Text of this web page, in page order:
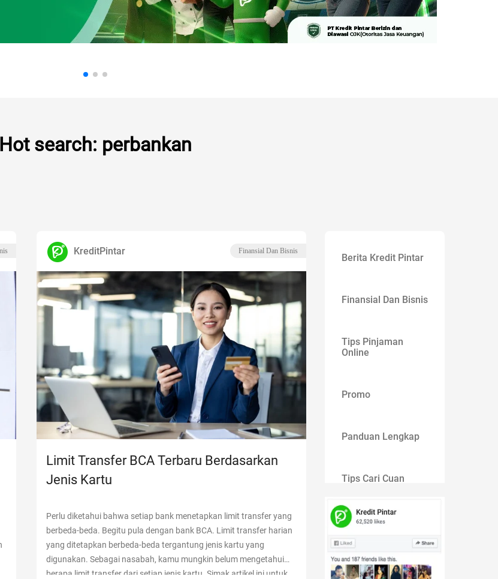
Hot search: perbankan
KreditPintar Finansial Dan Bisnis
Limit Transfer BCA Terbaru Berdasarkan
Jenis Kartu
Perlu diketahui bahwa setiap bank menetapkan limit transfer yang
berbeda-beda. Begitu pula dengan bank BCA. Limit transfer harian
yang ditetapkan berbeda-beda tergantung jenis kartu yang
digunakan. Sebagai nasabah, kamu mungkin belum mengetahui
berapa limit transfer dari setiap jenis kartu. Simak artikel ini untuk
Berita Kredit Pintar
Finansial Dan Bisnis
Tips Pinjaman
Online
Promo
Panduan Lengkap
Tips Cari Cuan
Gaya Hidup
Kisah Sukses